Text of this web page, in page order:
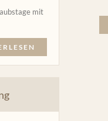
mit